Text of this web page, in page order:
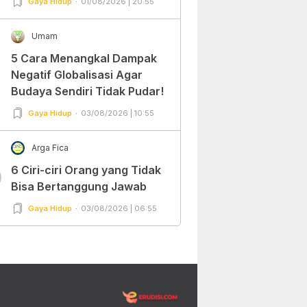
Umam
5 Cara Menangkal Dampak
Negatif Globalisasi Agar
Budaya Sendiri Tidak Pudar!
Gaya Hidup 03/08/2026 | 10:55
Arga Fica
6 Ciri-ciri Orang yang Tidak
Bisa Bertanggung Jawab
Gaya Hidup 03/08/2026 | 06:55